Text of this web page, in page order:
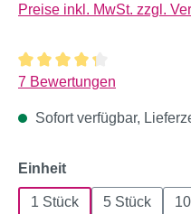
Preise inkl. MwSt. zzgl.
Durchschnittliche
7 Bewertungen
Sofort verfügbar,
Einheitauswählen
1 Stück 5 Stück